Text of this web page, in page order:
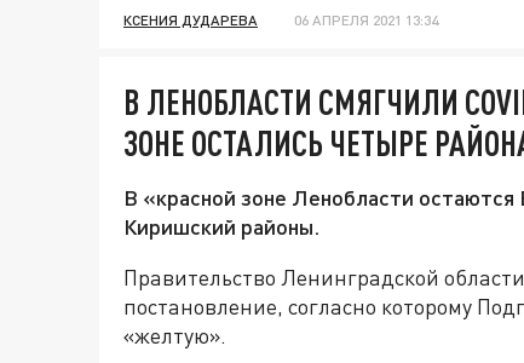
КСЕНИЯ ДУДАРЕВА 06 АПРЕЛЯ 2021 13:34
В ЛЕНОБЛАСТИ СМЯГЧИЛИ
ЗОНЕ ОСТАЛИСЬ ЧЕТЫРЕ
В «красной зоне Ленобласти
Киришский районы.
Правительство Ленинградской
постановление, согласно которому
«желтую».